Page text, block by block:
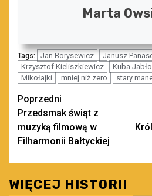
Marta
Tags: Jan Borysewicz Janusz
Krzysztof Kieliszkiewicz
Kuba
Mikołajki
mniej niż zero stary
Zobacz
wpisy
Poprzedni
Przedsmak świąt z
muzyką filmową w
Filharmonii Bałtyckiej
WIĘCEJ HISTORII